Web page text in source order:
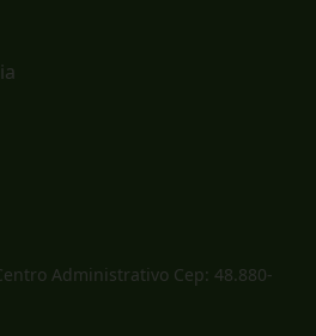
Administrativo Cep: 48.880-